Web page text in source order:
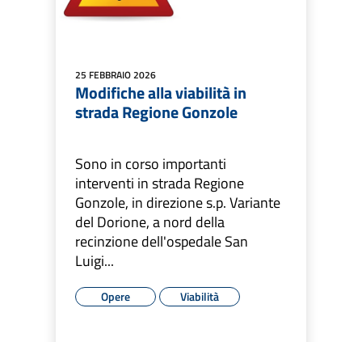
25 FEBBRAIO 2026
Modifiche alla viabilità in
strada Regione Gonzole
Sono in corso importanti
interventi in strada Regione
Gonzole, in direzione s.p. Variante
del Dorione, a nord della
recinzione dell'ospedale San
Luigi...
Opere Viabilità